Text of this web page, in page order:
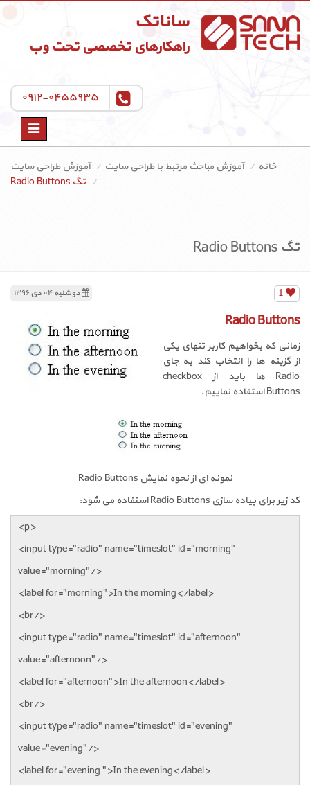
ساناتک
راهکارهای تخصصی تحت وب
۰۹۱۲-۰۴۵۵۹۳۵
Toggle
خانه
آموزش مباحث مرتبط با طراحی سایت
آموزش طراحی سایت
تگ Radio Buttons
تگ Radio Buttons
دوشنبه ۰۴ دی ۱۳۹۶ 1
Radio Buttons
زمانی که بخواهیم کاربر تنهای یکی
از گزینه ها را انتخاب کند به جای
checkbox ها باید از Radio
Buttonsاستفاده نماییم.
نمونه ای از نحوه نمایشRadio Buttons
کد زیر برای پیاده سازی Radio Buttonsاستفاده می شود:
<p>
<input type="radio" name="timeslot" id="morning"
value="morning"/>
<label for="morning">In the morning</label>
<br/>
<input type="radio" name="timeslot" id="afternoon"
value="afternoon"/>
<label for="afternoon">In the afternoon</label>
<br/>
<input type="radio" name="timeslot" id="evening"
value="evening"/>
<label for="evening ">In the evening</label>